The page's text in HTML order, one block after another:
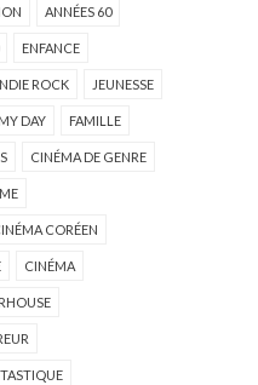
ANNÉES 60
ENFANCE
ROCK JEUNESSE
DAY FAMILLE
CINÉMA DE GENRE
CORÉEN
CINÉMA